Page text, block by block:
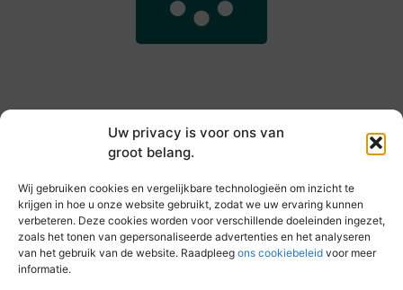
Uw privacy is voor ons van
groot belang.
Wij gebruiken cookies en vergelijkbare technologieën om inzicht te
krijgen in hoe u onze website gebruikt, zodat we uw ervaring kunnen
verbeteren. Deze cookies worden voor verschillende doeleinden ingezet,
zoals het tonen van gepersonaliseerde advertenties en het analyseren
van het gebruik van de website. Raadpleeg ons cookiebeleid voor meer
informatie.Elke dag iets nieuws op vandebeckenkamp.nl